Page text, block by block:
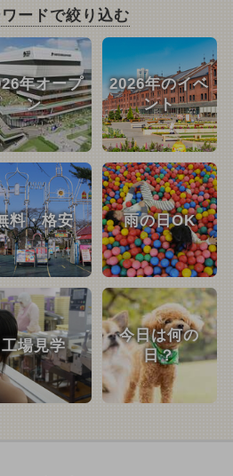
ードで絞り込む
年オープ
ン
2026年のイベ
ント
料・格安 雨の日OK
工場見学
今日は何の
日？